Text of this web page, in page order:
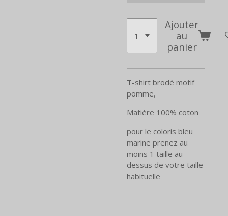
Ajouter
au
panier
T-shirt brodé motif
pomme,
Matière 100% coton
pour le coloris bleu
marine prenez au
moins 1 taille au
dessus de votre taille
habituelle